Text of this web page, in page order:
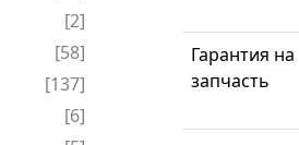
[2]
[58]
[137]
[6]
Гарантия на
запчасть